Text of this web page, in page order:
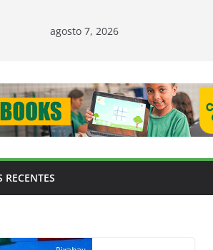
agosto 7, 2026
RECENTES